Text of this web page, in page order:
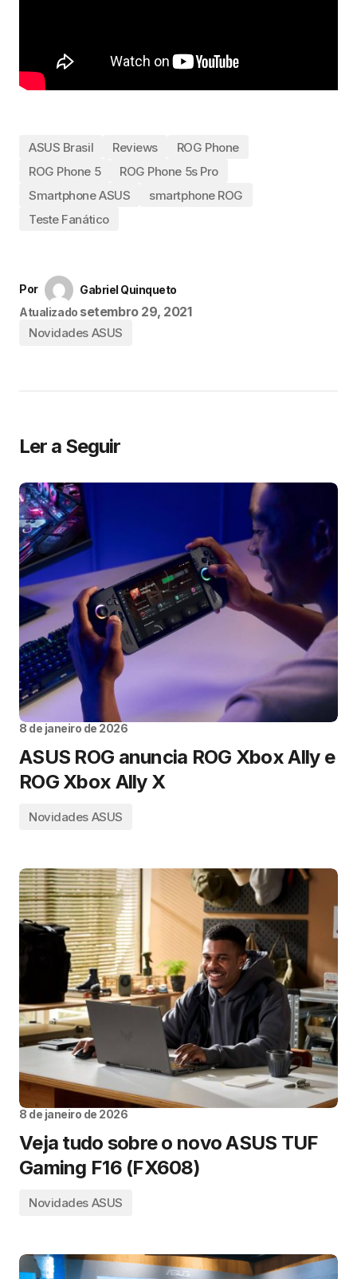
ASUS Brasil Reviews
ROG Phone
ROG Phone 5
ROG Phone 5s Pro
Smartphone ASUS
smartphone ROG
Teste Fanático
Por
Gabriel Quinqueto
Atualizado setembro 29, 2021
Novidades ASUS
Ler a Seguir
8 de janeiro de 2026
ASUS ROG anuncia ROG Xbox Ally e
ROG Xbox Ally X
Novidades ASUS
8 de janeiro de 2026
Veja tudo sobre o novo ASUS TUF
Gaming F16 (FX608)
Novidades ASUS